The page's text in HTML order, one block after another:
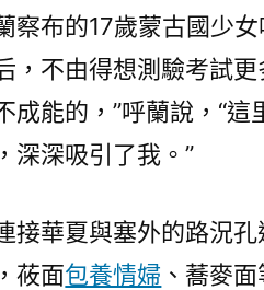
察布的17歲蒙古國少
，不由得想測驗考試
成能的，”呼蘭說，“
深深吸引了我。”
接華夏與塞外的路況
莜面包養情婦 、蕎麥